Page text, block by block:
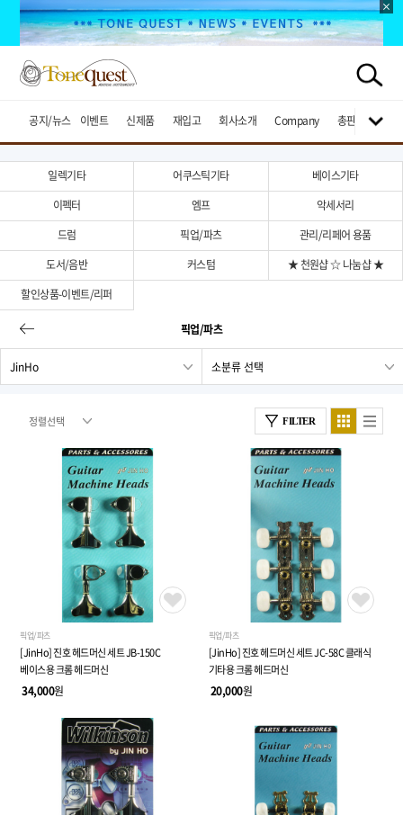
공지/뉴스 이벤트 신제품 재입고 회사소개 Company 총판브랜드
일렉기타 어쿠스틱기타
베이스기타
이펙터
엠프
악세서리
드럼
픽업/파츠
관리/리페어 용품
도서/음반
커스텀
★ 천원샵 ☆ 나눔샵 ★
할인상품-이벤트/리퍼
픽업/파츠
FILTER
픽업/파츠
[JinHo] 진호 헤드머신 세트 JB-150C
베이스용 크롬 헤드머신
34,000원
픽업/파츠
[JinHo] 진호 헤드머신 세트 JC-58C 클래식
기타용 크롬 헤드머신
20,000원